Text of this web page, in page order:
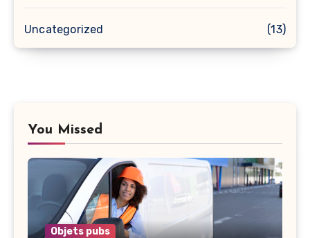
Uncategorized (13)
You Missed
Objets pubs